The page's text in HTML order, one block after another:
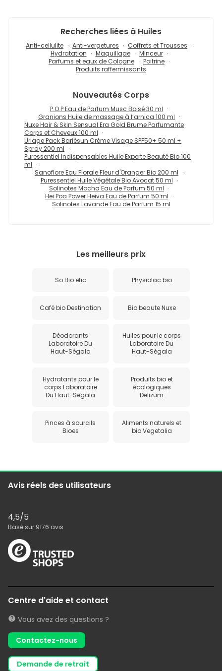
Recherches liées à Huiles
Anti-cellulite Anti-vergetures
Coffrets et Trousses
Hydratation
Maquillage
Minceur
Parfums et eaux de Cologne
Poitrine
Produits raffermissants
Nouveautés Corps
P.O.P Eau de Parfum Musc Boisé 30 ml
Granions Huile de massage à l’arnica 100 ml
Nuxe Hair & Skin Sensual Era Gold Brume Parfumante
Corps et Cheveux 100 ml
Uriage Pack Bariésun Crème Visage SPF50+ 50 ml +
Spray 200 ml
Puressentiel Indispensables Huile Experte Beauté Bio 100
ml
Sanoflore Eau Florale Fleur d'Oranger Bio 200 ml
Puressentiel Huile Végétale Bio Avocat 50 ml
Solinotes Mocha Eau de Parfum 50 ml
Hei Poa Power Heiva Eau de Parfum 50 ml
Solinotes Lavande Eau de Parfum 15 ml
Les meilleurs prix
So Bio etic Physiolac bio
Café bio Destination Bio beaute Nuxe
Déodorants
Laboratoire Du
Haut-Ségala
Huiles pour le corps
Laboratoire Du
Haut-Ségala
Hydratants pour le
corps Laboratoire
Du Haut-Ségala
Produits bio et
écologiques
Delizum
Pinces à sourcils
Bioes
Aliments naturels et
bio Vegetalia
Avis réels des utilisateurs
4,5/5
Basé sur 9176 avis
Centre d'aide et contact
Vous avez des questions ?
Contactez-nous
demande de retrait